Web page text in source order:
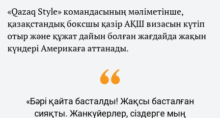
«Qazaq Style» командасының мәліметінше,
қазақстандық боксшы қазір АҚШ визасын күтіп
отыр және құжат дайын болған жағдайда жақын
күндері Америкаға аттанады.
«Бәрі қайта басталды! Жақсы басталған
сияқты. Жанкүйерлер, сіздерге мың